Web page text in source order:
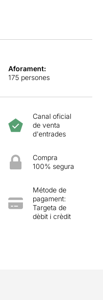
Aforament:
175 persones
Canal oficial
de venta
d'entrades
Compra
100% segura
Métode de
pagament:
Targeta de
dèbit i crèdit